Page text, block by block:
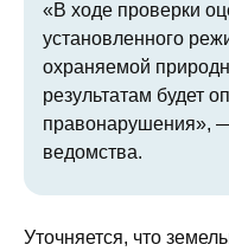
«В ходе проверки
установленного
охраняемой
результатам будет
правонарушения»,
ведомства.
Уточняется, что